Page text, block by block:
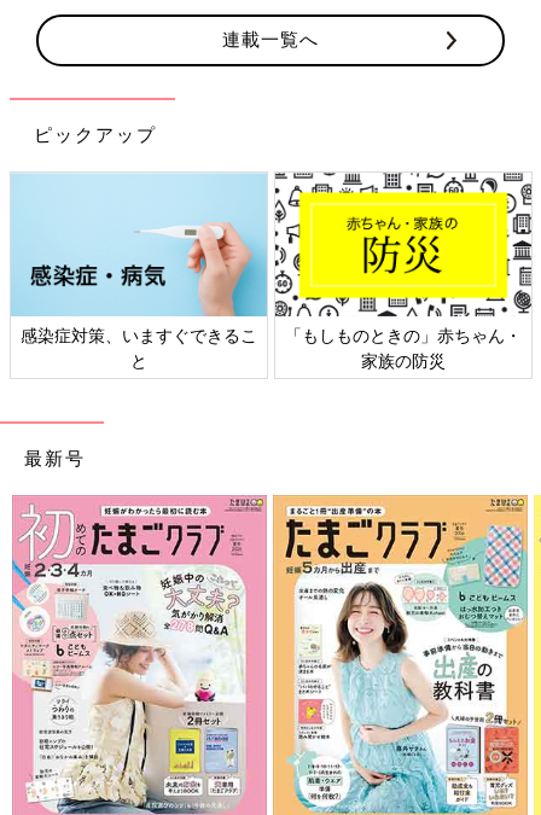
連載一覧へ
ピックアップ
感染症対策、いますぐできるこ
と
「もしものときの」赤ちゃん・
家族の防災
最新号